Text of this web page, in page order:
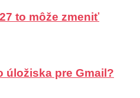
to môže zmeniť
úložiska pre Gmail?